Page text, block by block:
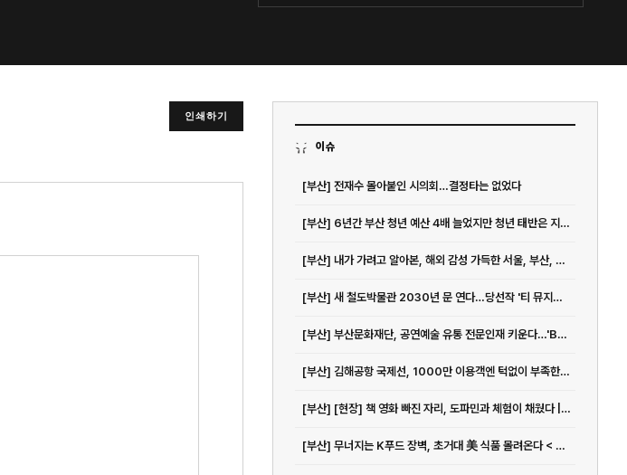
인쇄하기
이슈
[부산] 전재수 몰아붙인 시의회…결정타는 없었다
[부산] 6년간 부산 청년 예산 4배 늘었지만 청년 태반은 지원책 존재조차 몰라
[부산] 내가 가려고 알아본, 해외 감성 가득한 서울, 부산, 경주의 이국적 숙소 | 지큐 코리아 (GQ Korea)
[부산] 새 철도박물관 2030년 문 연다…당선작 '티 뮤지엄' 선정
[부산] 부산문화재단, 공연예술 유통 전문인재 키운다…'BPAM 아카데미' < 사회 < 기사본문 - LG헬로비전
[부산] 김해공항 국제선, 1000만 이용객엔 턱없이 부족한 인프라
[부산] [현장] 책 영화 빠진 자리, 도파민과 체험이 채웠다 | 비즈한국
[부산] 무너지는 K푸드 장벽, 초거대 美 식품 몰려온다 < 헤드라인톱 < 유통소비자 < 생활경제 < 기사본문 - 이뉴스투데이